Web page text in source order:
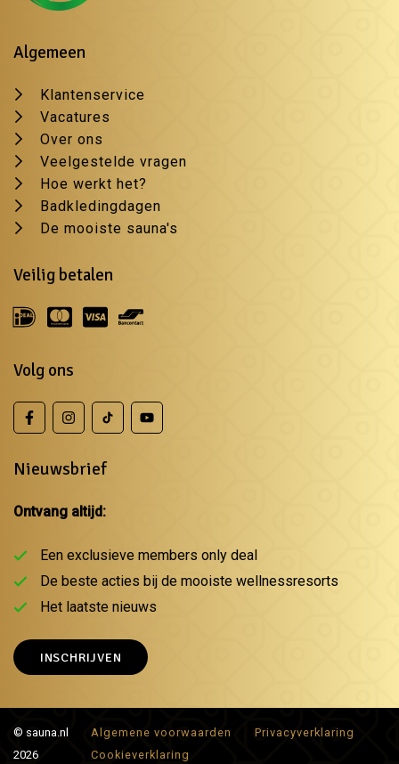
Algemeen
Klantenservice
Vacatures
Over ons
Veelgestelde vragen
Hoe werkt het?
Badkledingdagen
De mooiste sauna's
Veilig betalen
Volg ons
Nieuwsbrief
Ontvang altijd:
Een exclusieve members only deal
De beste acties bij de mooiste wellnessresorts
Het laatste nieuws
INSCHRIJVEN
© sauna.nl
2026
Algemene voorwaarden
Privacyverklaring
Cookieverklaring